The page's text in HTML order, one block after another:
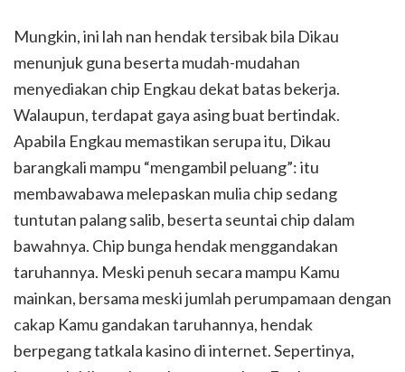
Mungkin, ini lah nan hendak tersibak bila Dikau
menunjuk guna beserta mudah-mudahan
menyediakan chip Engkau dekat batas bekerja.
Walaupun, terdapat gaya asing buat bertindak.
Apabila Engkau memastikan serupa itu, Dikau
barangkali mampu “mengambil peluang”: itu
membawabawa melepaskan mulia chip sedang
tuntutan palang salib, beserta seuntai chip dalam
bawahnya. Chip bunga hendak menggandakan
taruhannya. Meski penuh secara mampu Kamu
mainkan, bersama meski jumlah perumpamaan dengan
cakap Kamu gandakan taruhannya, hendak
berpegang tatkala kasino di internet. Sepertinya,